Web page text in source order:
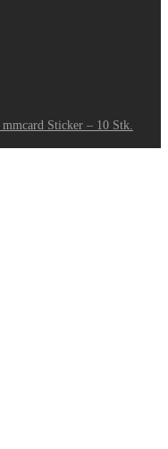
mmcard Sticker – 10 Stk.